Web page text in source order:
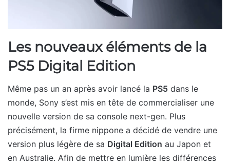
Les nouveaux éléments de la
PS5 Digital Edition
Même pas un an après avoir lancé la PS5 dans le
monde, Sony s’est mis en tête de commercialiser une
nouvelle version de sa console next-gen. Plus
précisément, la firme nippone a décidé de vendre une
version plus légère de sa Digital Edition au Japon et
en Australie. Afin de mettre en lumière les différences